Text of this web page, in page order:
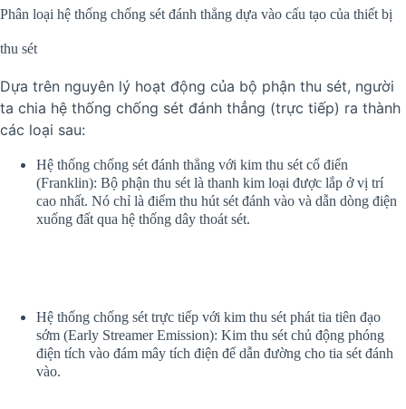
Phân loại hệ thống chống sét đánh thẳng dựa vào cấu tạo của thiết bị
thu sét
Dựa trên nguyên lý hoạt động của bộ phận thu sét, người
ta chia hệ thống chống sét đánh thẳng (trực tiếp) ra thành
các loại sau:
Hệ thống chống sét đánh thẳng với kim thu sét cổ điển
(Franklin): Bộ phận thu sét là thanh kim loại được lắp ở vị trí
cao nhất. Nó chỉ là điểm thu hút sét đánh vào và dẫn dòng điện
xuống đất qua hệ thống dây thoát sét.
Hệ thống chống sét trực tiếp với kim thu sét phát tia tiên đạo
sớm (Early Streamer Emission): Kim thu sét chủ động phóng
điện tích vào đám mây tích điện để dẫn đường cho tia sét đánh
vào.